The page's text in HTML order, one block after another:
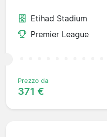
Etihad Stadium
Premier League
Prezzo da
371 €